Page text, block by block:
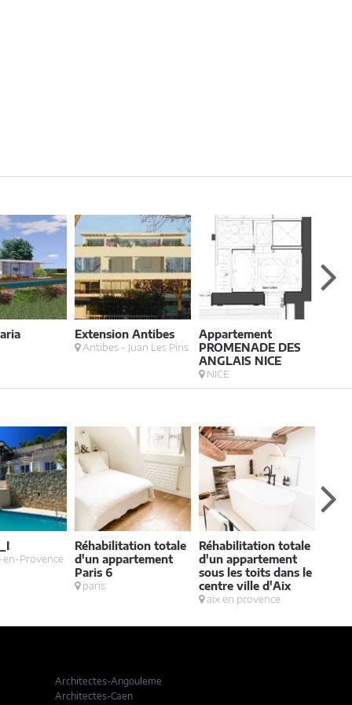
Extension Antibes
Antibes - Juan Les Pins
Appartement
PROMENADE DES
ANGLAIS NICE
NICE
Provence
Réhabilitation totale
d'un appartement
Paris 6
paris
Réhabilitation totale
d'un appartement
sous les toits dans le
centre ville d'Aix
aix en provence
Architectes-Angouleme
Architectes-Caen